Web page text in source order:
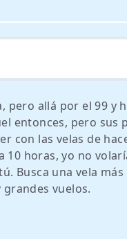
allá por el 99 y
entonces, pero
con las velas de
horas, yo no
Busca una vela más
grandes vuelos.